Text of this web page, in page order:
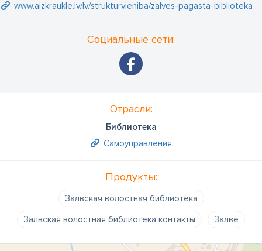
www.aizkraukle.lv/lv/strukturvieniba/zalves-pagasta-biblioteka
Социальные сети:
Отрасли:
Библиотека
Самоуправления
Продукты:
Залвская волостная библиотека
Залвская волостная библиотека контакты
Залве